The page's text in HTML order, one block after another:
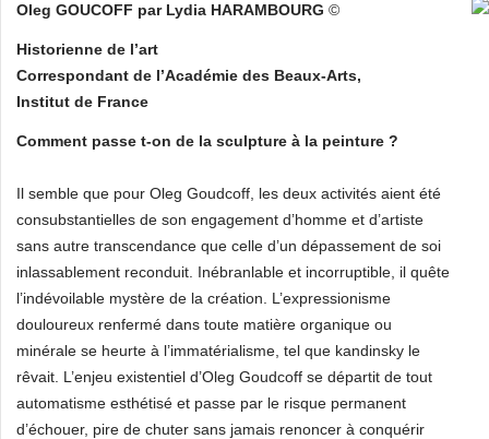
Oleg GOUCOFF par Lydia HARAMBOURG ©
Historienne de l’art
Correspondant de l’Académie des Beaux-Arts,
Institut de France
Comment passe t-on de la sculpture à la peinture ?
Il semble que pour Oleg Goudcoff, les deux activités aient été
consubstantielles de son engagement d’homme et d’artiste
sans autre transcendance que celle d’un dépassement de soi
inlassablement reconduit. Inébranlable et incorruptible, il quête
l’indévoilable mystère de la création. L’expressionisme
douloureux renfermé dans toute matière organique ou
minérale se heurte à l’immatérialisme, tel que kandinsky le
rêvait. L’enjeu existentiel d’Oleg Goudcoff se départit de tout
automatisme esthétisé et passe par le risque permanent
d’échouer, pire de chuter sans jamais renoncer à conquérir